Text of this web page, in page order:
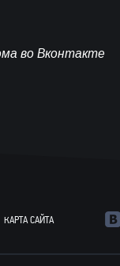
во Вконтакте
КАРТА САЙТА